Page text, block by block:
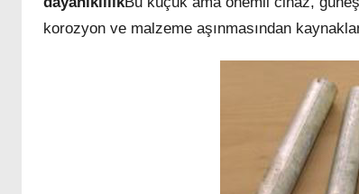
korozyon ve malzeme aşınmasından